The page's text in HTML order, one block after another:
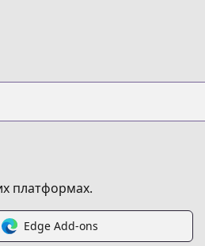
платформах.
Edge Add-ons